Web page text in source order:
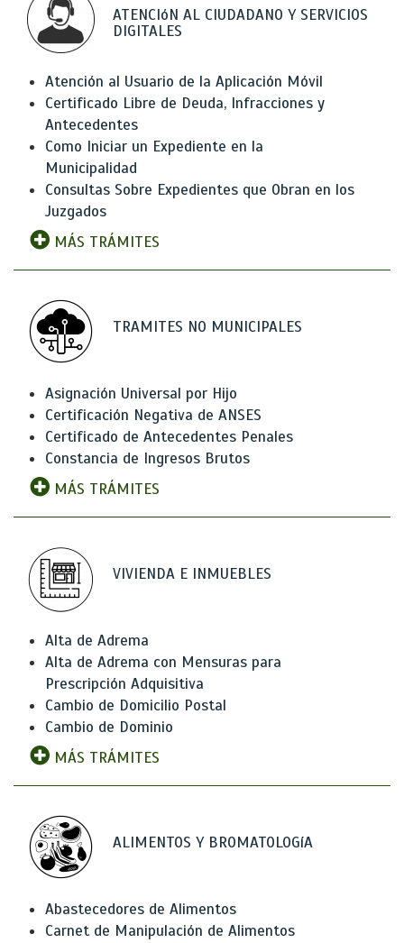
ATENCIóN AL CIUDADANO Y SERVICIOS
DIGITALES
Atención al Usuario de la Aplicación Móvil
Certificado Libre de Deuda, Infracciones y
Antecedentes
Como Iniciar un Expediente en la
Municipalidad
Consultas Sobre Expedientes que Obran en los
Juzgados
MÁS TRÁMITES
TRAMITES NO MUNICIPALES
Asignación Universal por Hijo
Certificación Negativa de ANSES
Certificado de Antecedentes Penales
Constancia de Ingresos Brutos
MÁS TRÁMITES
VIVIENDA E INMUEBLES
Alta de Adrema
Alta de Adrema con Mensuras para
Prescripción Adquisitiva
Cambio de Domicilio Postal
Cambio de Dominio
MÁS TRÁMITES
ALIMENTOS Y BROMATOLOGíA
Abastecedores de Alimentos
Carnet de Manipulación de Alimentos